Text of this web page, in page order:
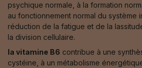
psychique normale, à la formation
au fonctionnement normal du système
réduction de la fatigue et de la
la division cellulaire.
la vitamine B6 contribue à une
cystéine, à un métabolisme